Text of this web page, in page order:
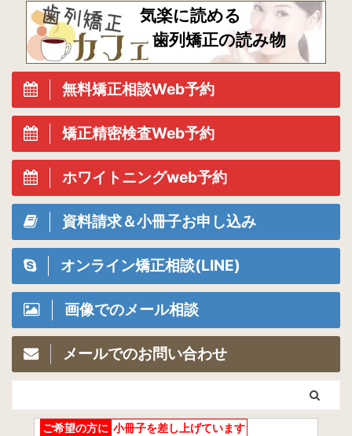
気楽に読める
歯列矯正の読み物
無料矯正相談Web予約
矯正精密検査Web予約
ホワイトニングweb予約
資料請求＆小冊子お申し込み
オンライン矯正相談(LINE)
画像でのメール相談
メールでのお問い合わせ
ご希望の方に 小冊子を差し上げています